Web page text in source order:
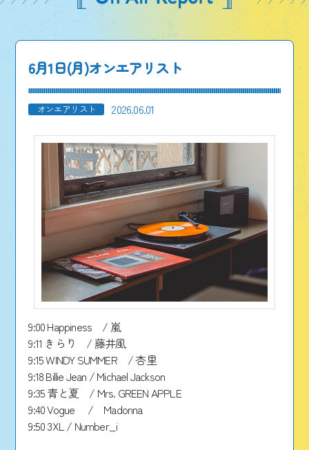
6月1日(月)オンエアリスト
オンエアリスト 2026.06.01
9:00 Happiness / 嵐
9:11 きらり / 藤井風
9:15 WINDY SUMMER / 杏里
9:18 Billie Jean / Michael Jackson
9:35 青と夏 / Mrs. GREEN APPLE
9:40 Vogue / Madonna
9:50 3XL / Number_i